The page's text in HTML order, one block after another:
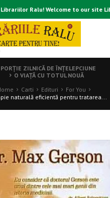
Ralu! Welcome to our site
ZILNICĂ DE ÎNŢELEPCIUNE
O VIAŢĂ CU TOTUL NOUĂ
Carti Edituri
For You
naturală eficientă pentru tratarea...